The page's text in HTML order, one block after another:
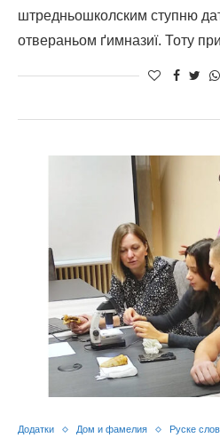
штредньошколским ступню
отвераньом ґимназиї. Тоту
Додатки Дом и фамелия Руске